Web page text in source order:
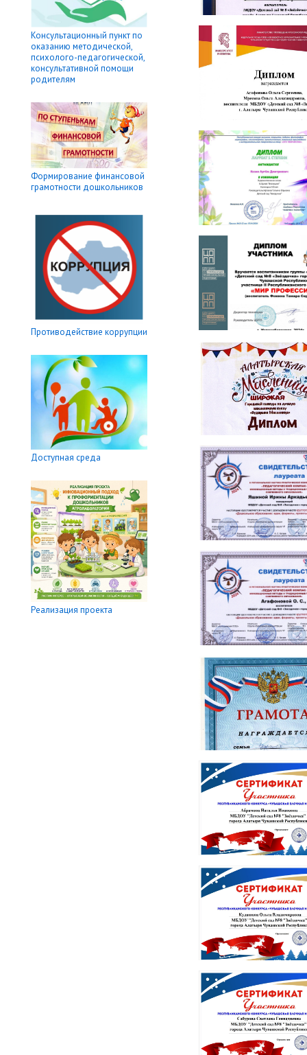
Консультационный пункт по
оказанию методической,
психолого-педагогической,
консультативной помощи
родителям
Формирование финансовой
грамотности дошкольников
Противодействие коррупции
Доступная среда
Реализация проекта